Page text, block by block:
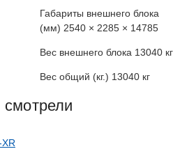
Габариты внешнего блока
(мм) 2540 × 2285 × 14785
Вес внешнего блока 13040 кг
Вес общий (кг.) 13040 кг
XR